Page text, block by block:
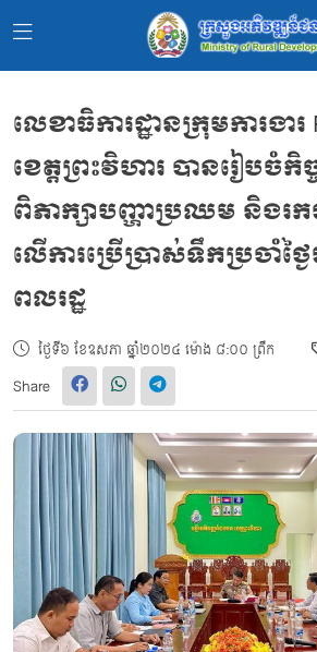
លេខាធិការដ្ឋានក្រុមការងារ
ខេត្តព្រះវិហារ បានរៀបចំកិ
ពិភាក្សាបញ្ហាប្រឈម និង
លើការប្រើប្រាស់ទឹកប្រចាំថ្ង
ពលរដ្ឋ
ថ្ងៃទី៦ ខែឧសភា ឆ្នាំ២០២៤ ម៉ោង ៨:០០ ព្រឹក
Share